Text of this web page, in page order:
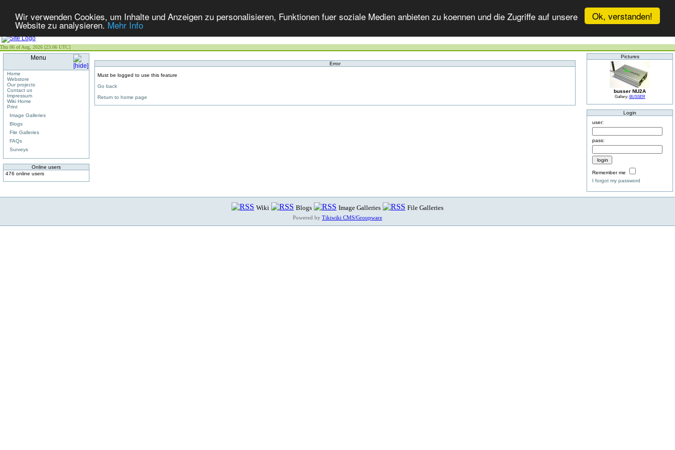
Ok, verstanden!
Wir verwenden Cookies, um Inhalte und Anzeigen zu personalisieren, Funktionen fuer soziale Medien anbieten zu koennen und die Zugriffe auf unsere
Website zu analysieren.Mehr Info
Thu 06 of Aug, 2026 [23:06 UTC]
Menu
Home
Webstore
Our projects
Contact us
Impressum
Wiki Home
Print
Image Galleries
Blogs
File Galleries
FAQs
Surveys
Online users
476 online users
Error
Must be logged to use this feature
Go back
Return to home page
Pictures
busser NU2A
Gallery: BUSSER
Login
user:
pass:
Remember me
I forgot my password
Wiki Blogs Image Galleries File Galleries
Powered by Tikiwiki CMS/Groupware